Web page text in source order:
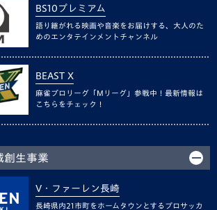
BS10プレミアム
語り継がれる映画や音楽をお届けする、大人のた
めのエンタテインメントチャンネル
BEAST X
麻雀プロリーグ「Mリーグ」参戦中！最新情報は
こちらをチェック！
創生事業
V・ファーレン長崎
長崎県内21市町をホームタウンとするプロサッカ